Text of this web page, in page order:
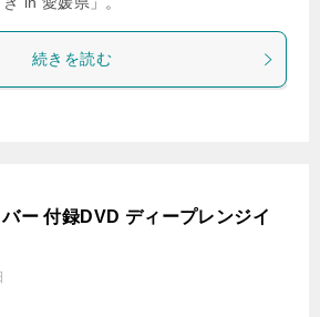
続きを読む
ー 付録DVD ディープレンジイ